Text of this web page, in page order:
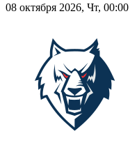
08 октября 2026, Чт, 00:00